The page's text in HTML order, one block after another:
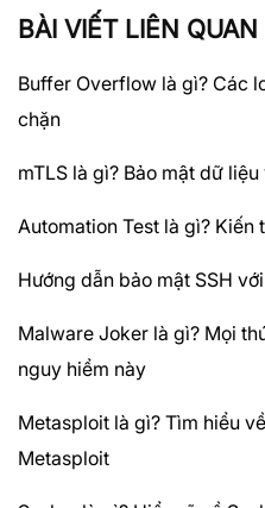
BÀI VIẾT LIÊN QUAN
Buffer Overflow là gì? Các
chặn
mTLS là gì? Bảo mật dữ liệu
Automation Test là gì?
Hướng dẫn bảo mật SSH
Malware Joker là gì? Mọi
nguy hiểm này
Metasploit là gì? Tìm hiểu
Metasploit